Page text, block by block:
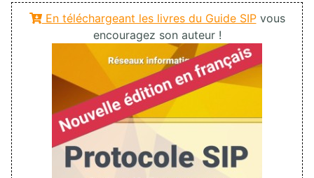
En téléchargeant les livres du Guide SIPvous
encouragez son auteur !